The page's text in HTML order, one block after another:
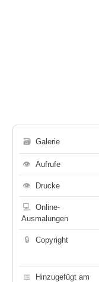
🗃 Galerie
👁 Aufrufe
👁 Drucke
💻
Online-
Ausmalungen
🔒 Copyright
📅 Hinzugefügt am